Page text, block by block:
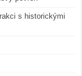
s historickými